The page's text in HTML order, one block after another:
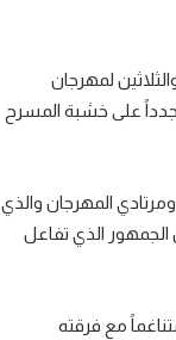
لمهرجان
مجدداً على خشبة المسرح
المهرجان والذي
الذي تفاعل
مع فرقته